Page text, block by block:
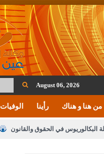
August 06, 2026
الوفيات رأينا من هنا و هناك
البكالوريوس في الحقوق والقانون